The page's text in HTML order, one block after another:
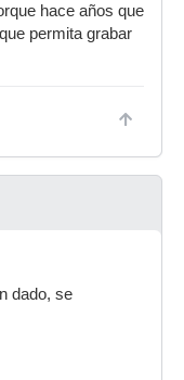
hace años que
permita grabar
dado, se